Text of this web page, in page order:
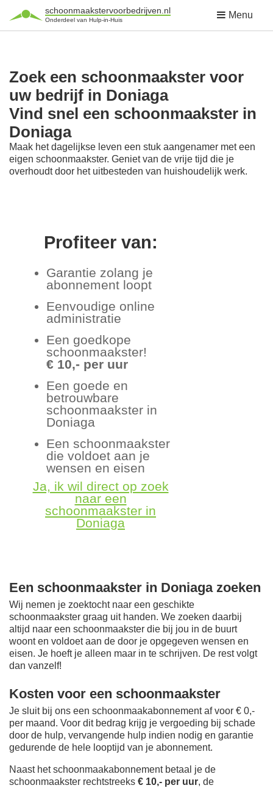
schoonmaakstervoorbedrijven.nl
Onderdeel van Hulp-in-Huis Menu
Zoek een schoonmaakster voor
uw bedrijf in Doniaga
Vind snel een schoonmaakster in
Doniaga
Maak het dagelijkse leven een stuk aangenamer met een
eigen schoonmaakster. Geniet van de vrije tijd die je
overhoudt door het uitbesteden van huishoudelijk werk.
Profiteer van:
Garantie zolang je
abonnement loopt
Eenvoudige online
administratie
Een goedkope
schoonmaakster!
€ 10,- per uur
Een goede en
betrouwbare
schoonmaakster in
Doniaga
Een schoonmaakster
die voldoet aan je
wensen en eisen
Ja, ik wil direct op zoek
naar een
schoonmaakster in
Doniaga
Een schoonmaakster in Doniaga zoeken
Wij nemen je zoektocht naar een geschikte
schoonmaakster graag uit handen. We zoeken daarbij
altijd naar een schoonmaakster die bij jou in de buurt
woont en voldoet aan de door je opgegeven wensen en
eisen. Je hoeft je alleen maar in te schrijven. De rest volgt
dan vanzelf!
Kosten voor een schoonmaakster
Je sluit bij ons een schoonmaakabonnement af voor € 0,-
per maand. Voor dit bedrag krijg je vergoeding bij schade
door de hulp, vervangende hulp indien nodig en garantie
gedurende de hele looptijd van je abonnement.
Naast het schoonmaakabonnement betaal je de
schoonmaakster rechtstreeks € 10,- per uur, de